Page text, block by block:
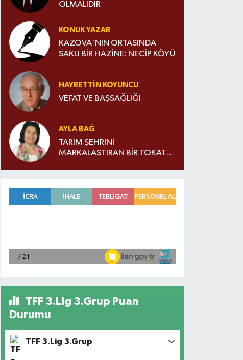
OLMALIDIR
KONUK YAZAR
KAZOVA'NIN ORTASINDA
SAKLI BİR HAZİNE: NECİP KÖYÜ
HAYRETTIN KOYUNCU
VEFAT VE BAŞSAĞLIĞI
AYLA BAĞ
TARIM ŞEHRİNİ
MARKALAŞTIRAN BİR TOKATLI:
TFF 3.Lig 3.Grup Puan
Durumu
TFF 3.Lig 3.Grup